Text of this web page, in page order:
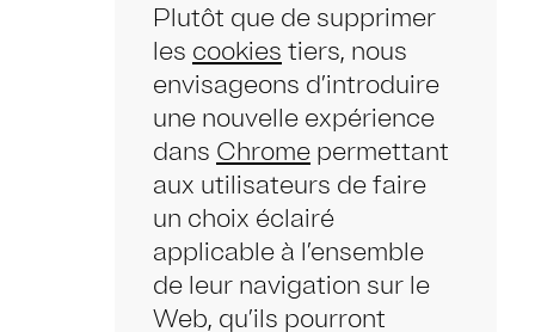
Plutôt que de supprimer
les cookies tiers, nous
envisageons d’introduire
une nouvelle expérience
dans Chrome permettant
aux utilisateurs de faire
un choix éclairé
applicable à l’ensemble
de leur navigation sur le
Web, qu’ils pourront